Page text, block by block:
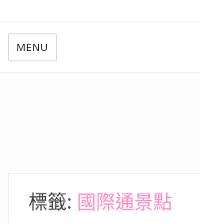
MENU
標籤: 國際通景點